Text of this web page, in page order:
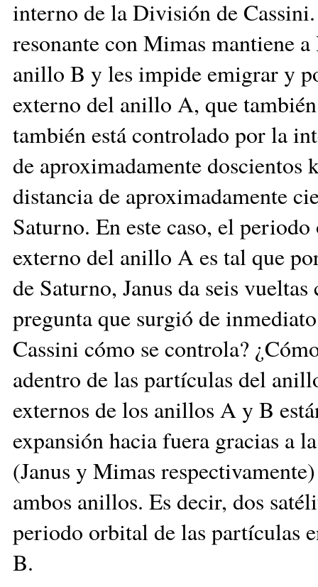
interno de la División de
resonante con Mimas mantiene
anillo B y les impide emigrar y
externo del anillo A, que
también está controlado por la
de aproximadamente
distancia de aproximadamente
Saturno. En este caso, el
externo del anillo A es tal que
de Saturno, Janus da seis
pregunta que surgió de
Cassini cómo se controla?
adentro de las partículas del
externos de los anillos A y B
expansión hacia fuera gracias a
(Janus y Mimas
ambos anillos. Es decir, dos
periodo orbital de las partículas
B.